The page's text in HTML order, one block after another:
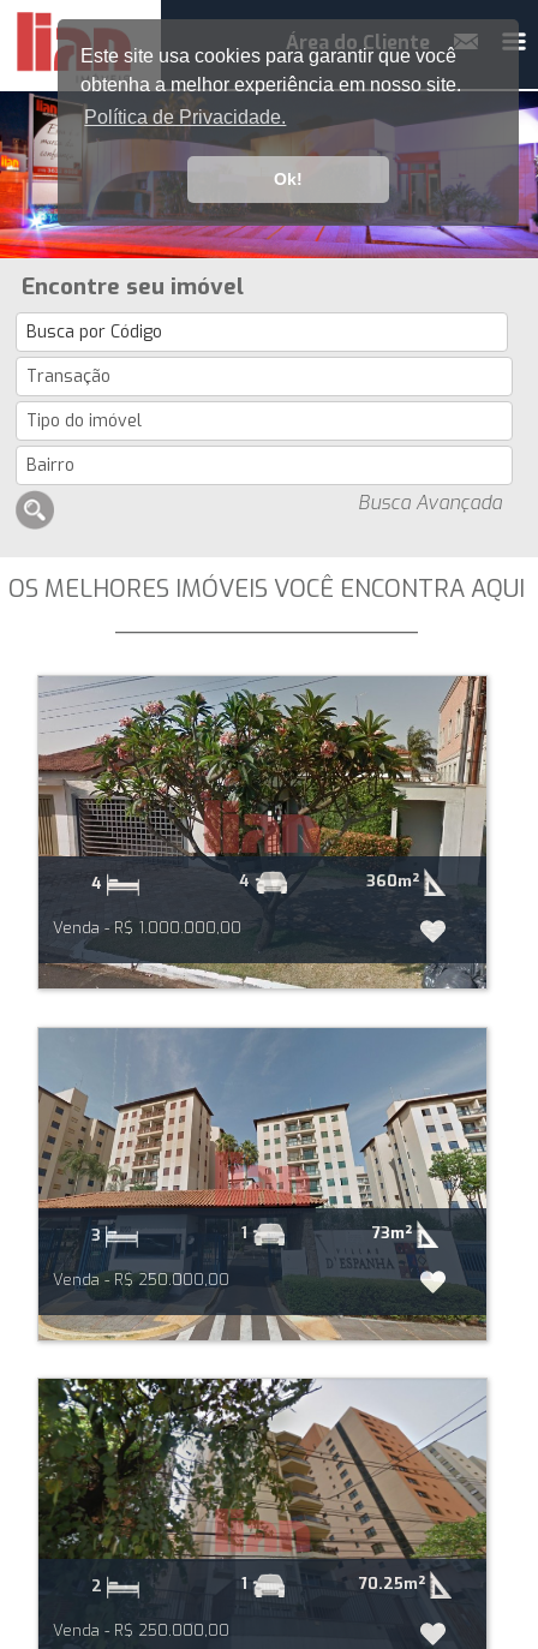
Este site usa cookies para garantir que você
obtenha a melhor experiência em nosso site.
Política de Privacidade.
Ok!
Área do Cliente
Encontre seu imóvel
Busca Avançada
OS MELHORES IMÓVEIS VOCÊ ENCONTRA AQUI
4 4 360m²
Venda - R$ 1.000.000,00
3 1 73m²
Venda - R$ 250.000,00
2 1 70.25m²
Venda - R$ 250.000,00